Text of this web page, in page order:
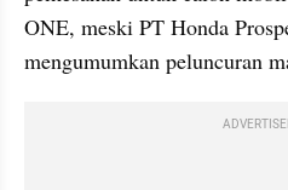
ONE, meski PT Honda
mengumumkan peluncuran